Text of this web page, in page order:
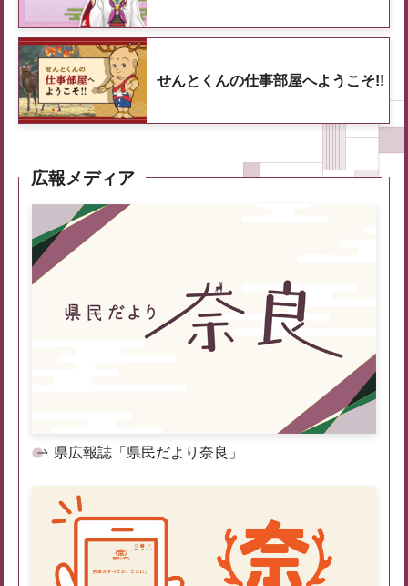
せんとくんの仕事部屋へようこそ!!
広報メディア
県広報誌「県民だより奈良」